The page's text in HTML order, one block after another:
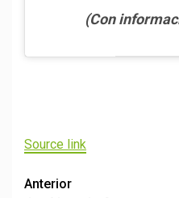
(Con
Navegación
Source link
Post
Anterior